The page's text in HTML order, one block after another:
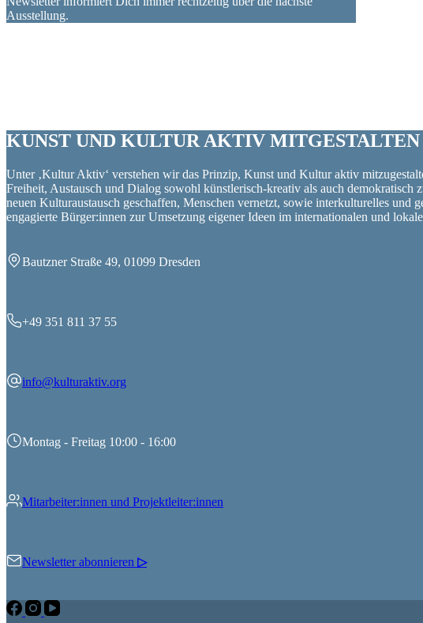
Ausstellung.
KUNST UND KULTUR AKTIV MITGESTALTEN
Unter ‚Kultur Aktiv‘ verstehen wir das Prinzip, Kunst und Kultur aktiv
Freiheit, Austausch und Dialog sowohl künstlerisch-kreativ als auch
neuen Kulturaustausch geschaffen, Menschen vernetzt, sowie interkulturelles
engagierte Bürger:innen zur Umsetzung eigener Ideen im internationalen und
Bautzner Straße 49, 01099 Dresden
+49 351 811 37 55
info@kulturaktiv.org
Montag - Freitag 10:00 - 16:00
Mitarbeiter:innen und Projektleiter:innen
Newsletter abonnieren ▷